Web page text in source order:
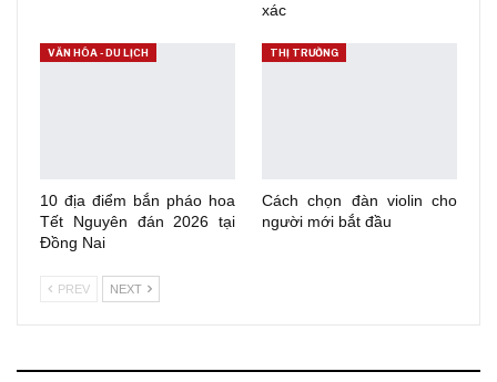
xác
VĂN HÓA - DU LỊCH
10 địa điểm bắn pháo hoa
Tết Nguyên đán 2026 tại
Đồng Nai
THỊ TRƯỜNG
Cách chọn đàn violin cho
người mới bắt đầu
PREV NEXT